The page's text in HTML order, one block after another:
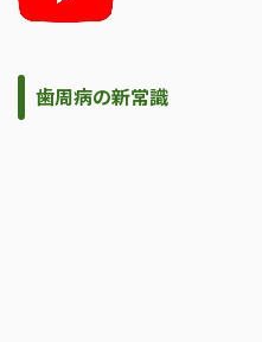
歯周病の新常識